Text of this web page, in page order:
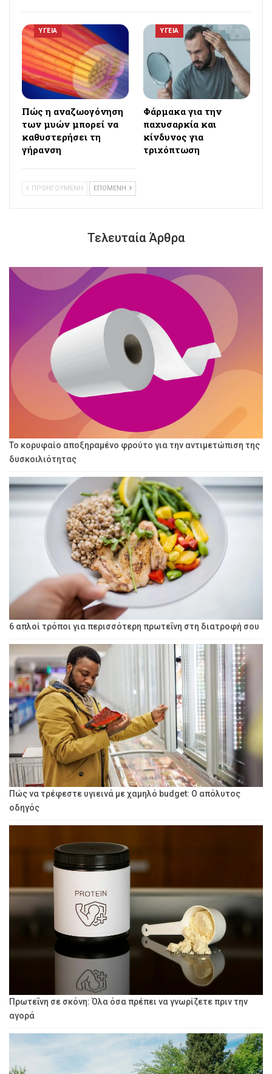
ΥΓΕΙΑ
Πώς η αναζωογόνηση
των μυών μπορεί να
καθυστερήσει τη
γήρανση
ΥΓΕΙΑ
Φάρμακα για την
παχυσαρκία και
κίνδυνος για
τριχόπτωση
ΠΡΟΗΓΟΥΜΕΝΗ ΕΠΟΜΕΝΗ
Τελευταία Άρθρα
Το κορυφαίο αποξηραμένο φρούτο για την αντιμετώπιση της
δυσκοιλιότητας
6 απλοί τρόποι για περισσότερη πρωτεΐνη στη διατροφή σου
Πώς να τρέφεστε υγιεινά με χαμηλό budget: Ο απόλυτος
οδηγός
Πρωτεΐνη σε σκόνη: Όλα όσα πρέπει να γνωρίζετε πριν την
αγορά